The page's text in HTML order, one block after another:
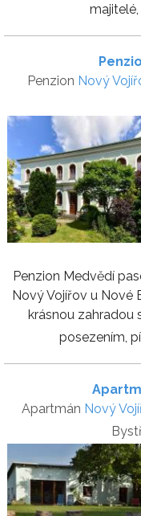
majitelé,
Penzion Nový
Penzion Medvědí
Nový Vojířov u Nové
krásnou zahradou
posezením,
Apartmán Nový